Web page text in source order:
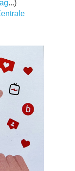
...)